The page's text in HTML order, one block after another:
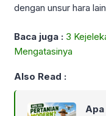
dengan unsur hara
Baca juga : 3
Mengatasinya
Also Read :
Apa